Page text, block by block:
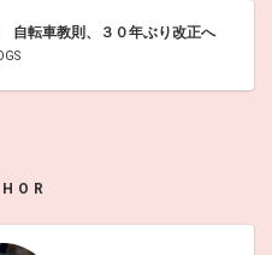
自転車教則、３０年ぶり改正へ